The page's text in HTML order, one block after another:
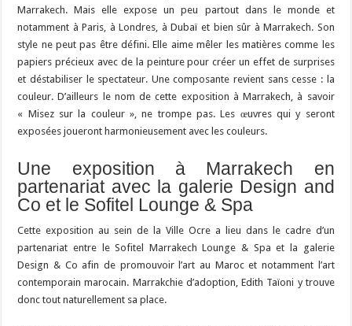
Marrakech. Mais elle expose un peu partout dans le monde et
notamment à Paris, à Londres, à Dubaï et bien sûr à Marrakech. Son
style ne peut pas être défini. Elle aime mêler les matières comme les
papiers précieux avec de la peinture pour créer un effet de surprises
et déstabiliser le spectateur. Une composante revient sans cesse : la
couleur. D’ailleurs le nom de cette exposition à Marrakech, à savoir
« Misez sur la couleur », ne trompe pas. Les œuvres qui y seront
exposées joueront harmonieusement avec les couleurs.
Une exposition à Marrakech en
partenariat avec la galerie Design and
Co et le Sofitel Lounge & Spa
Cette exposition au sein de la Ville Ocre a lieu dans le cadre d’un
partenariat entre le Sofitel Marrakech Lounge & Spa et la galerie
Design & Co afin de promouvoir l’art au Maroc et notamment l’art
contemporain marocain. Marrakchie d’adoption, Edith Taïoni y trouve
donc tout naturellement sa place.